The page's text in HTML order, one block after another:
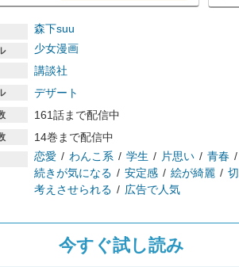
森下suu
少女漫画
講談社
デザート
161話まで配信中
14巻まで配信中
恋愛 わんこ系 学生 片思い 青春
続きが気になる
安定感 絵が綺麗
考えさせられる
広告で人気
今すぐ試し読み